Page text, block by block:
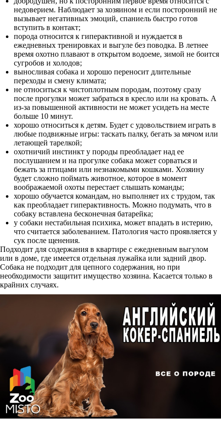
недоверием. Наблюдает за хозяином и если посторонний не
вызывает негативных эмоций, спаниель быстро готов
вступить в контакт;
порода относится к гиперактивной и нуждается в
ежедневных тренировках и выгуле без поводка. В летнее
время охотно плавают в открытом водоеме, зимой не боится
сугробов и холодов;
выносливая собака и хорошо переносит длительные
переходы и смену климата;
не относиться к чистоплотным породам, поэтому сразу
после прогулки может забраться в кресло или на кровать. А
из-за повышенной активности не может усидеть на месте
больше 10 минут.
хорошо относиться к детям. Будет с удовольствием играть в
любые подвижные игры: таскать палку, бегать за мячом или
летающей тарелкой;
охотничий инстинкт у породы преобладает над ее
послушанием и на прогулке собака может сорваться и
бежать за птицами или незнакомыми кошками. Хозяину
будет сложно поймать животное, которое в момент
воображаемой охоты перестает слышать команды;
хорошо обучается командам, но выполняет их с трудом, так
как преобладает гиперактивность. Можно подумать, что в
собаку вставлена бесконечная батарейка;
у собаки нестабильная психика, может впадать в истерию,
что считается заболеванием. Патология часто проявляется у
сук после щенения.
Подходит для содержания в квартире с ежедневным выгулом
или в доме, где имеется отдельная лужайка или задний двор.
Собака не подходит для цепного содержания, но при
необходимости защитит имущество хозяина. Касается только в
крайних случаях.